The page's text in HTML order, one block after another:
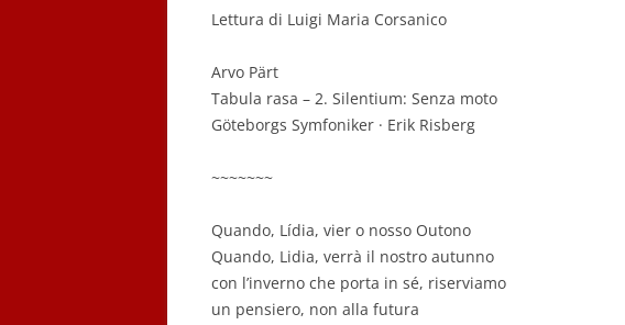
Lettura di Luigi Maria Corsanico
Arvo Pärt
Tabula rasa – 2. Silentium: Senza moto
Göteborgs Symfoniker · Erik Risberg
~~~~~~~
Quando, Lídia, vier o nosso Outono
Quando, Lidia, verrà il nostro autunno
con l’inverno che porta in sé, riserviamo
un pensiero, non alla futura